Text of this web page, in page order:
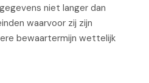
niet langer dan
waarvoor zij zijn
bewaartermijn wettelijk